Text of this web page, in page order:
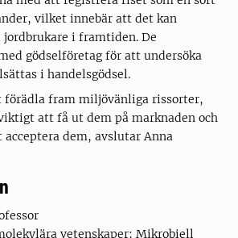
vilket innebär att det kan
i framtiden. De
gödselföretag för att undersöka
i handelsgödsel.
förädla fram miljövänliga rissorter,
att få ut dem på marknaden och
dem, avslutar Anna
vetenskaper; Mikrobiell